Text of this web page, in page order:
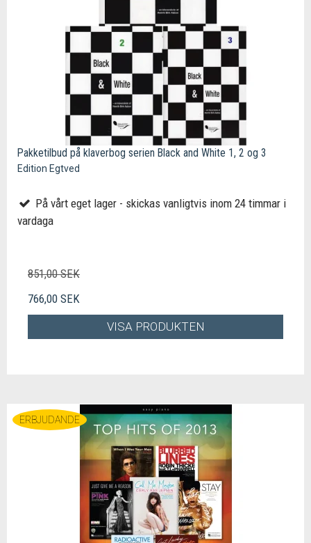
Pakketilbud på klaverbog serien Black and White 1, 2 og 3
Edition Egtved
På vårt eget lager - skickas vanligtvis inom 24 timmar i
vardaga
851,00 SEK
766,00 SEK
VISA PRODUKTEN
ERBJUDANDE